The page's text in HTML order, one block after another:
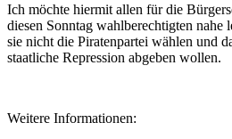
Ich möchte hiermit allen für die
diesen Sonntag wahlberechtigten nahe
sie nicht die Piratenpartei wählen und
staatliche Repression abgeben wollen.
Weitere Informationen: